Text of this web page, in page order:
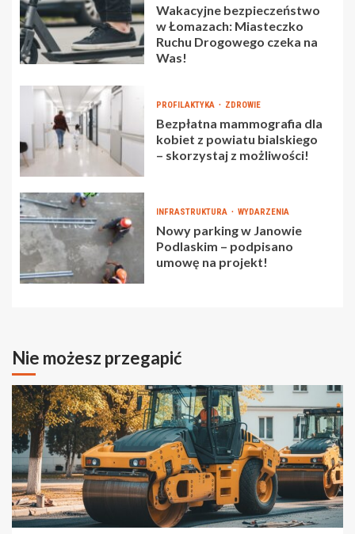
Wakacyjne bezpieczeństwo
w Łomazach: Miasteczko
Ruchu Drogowego czeka na
Was!
PROFILAKTYKA ZDROWIE
Bezpłatna mammografia dla
kobiet z powiatu bialskiego
– skorzystaj z możliwości!
INFRASTRUKTURA WYDARZENIA
Nowy parking w Janowie
Podlaskim – podpisano
umowę na projekt!
Nie możesz przegapić